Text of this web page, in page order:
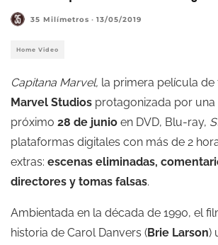
35 Milímetros · 13/05/2019
Home Video
Capitana Marvel, la primera película de
Marvel Studios protagonizada por
próximo 28 de junio en DVD, Blu-ray,
plataformas digitales con más de 2
extras: escenas eliminadas,
directores y tomas falsas.
Ambientada en la década de 1990, el
historia de Carol Danvers (Brie Larson)